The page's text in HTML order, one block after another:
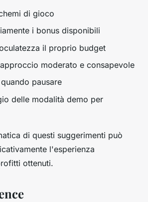
di gioco
i bonus disponibili
il proprio budget
moderato e consapevole
pausare
delle modalità demo per
di questi suggerimenti può
l'esperienza
ottenuti.